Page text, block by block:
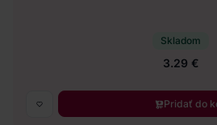
Skladom
3.29 €
Pridať do